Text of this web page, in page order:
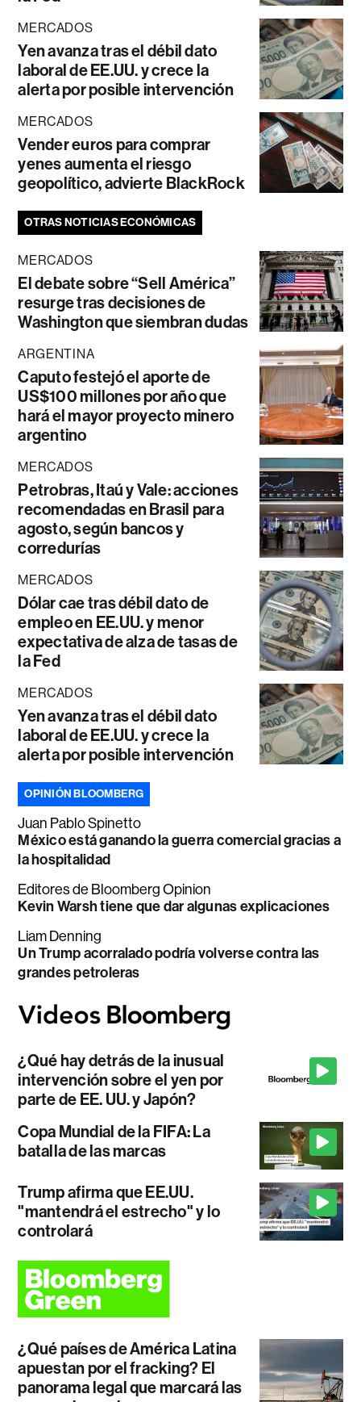
MERCADOS
Yen avanza tras el débil dato
laboral de EE.UU. y crece la
alerta por posible intervención
MERCADOS
Vender euros para comprar
yenes aumenta el riesgo
geopolítico, advierte BlackRock
OTRAS NOTICIAS ECONÓMICAS
MERCADOS
El debate sobre “Sell América”
resurge tras decisiones de
Washington que siembran dudas
ARGENTINA
Caputo festejó el aporte de
US$100 millones por año que
hará el mayor proyecto minero
argentino
MERCADOS
Petrobras, Itaú y Vale: acciones
recomendadas en Brasil para
agosto, según bancos y
corredurías
MERCADOS
Dólar cae tras débil dato de
empleo en EE.UU. y menor
expectativa de alza de tasas de
la Fed
MERCADOS
Yen avanza tras el débil dato
laboral de EE.UU. y crece la
alerta por posible intervención
OPINIÓN BLOOMBERG
Juan Pablo Spinetto
México está ganando la guerra comercial gracias a
la hospitalidad
Editores de Bloomberg Opinion
Kevin Warsh tiene que dar algunas explicaciones
Liam Denning
Un Trump acorralado podría volverse contra las
grandes petroleras
¿Qué hay detrás de la inusual
intervención sobre el yen por
parte de EE. UU. y Japón?
Copa Mundial de la FIFA: La
batalla de las marcas
Trump afirma que EE.UU.
"mantendrá el estrecho" y lo
controlará
¿Qué países de América Latina
apuestan por el fracking? El
panorama legal que marcará las